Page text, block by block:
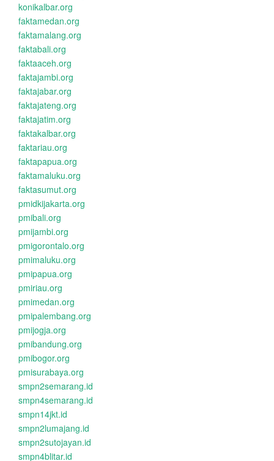
konikalbar.org
faktamedan.org
faktamalang.org
faktabali.org
faktaaceh.org
faktajambi.org
faktajabar.org
faktajateng.org
faktajatim.org
faktakalbar.org
faktariau.org
faktapapua.org
faktamaluku.org
faktasumut.org
pmidkijakarta.org
pmibali.org
pmijambi.org
pmigorontalo.org
pmimaluku.org
pmipapua.org
pmiriau.org
pmimedan.org
pmipalembang.org
pmijogja.org
pmibandung.org
pmibogor.org
pmisurabaya.org
smpn2semarang.id
smpn4semarang.id
smpn14jkt.id
smpn2lumajang.id
smpn2sutojayan.id
smpn4blitar.id